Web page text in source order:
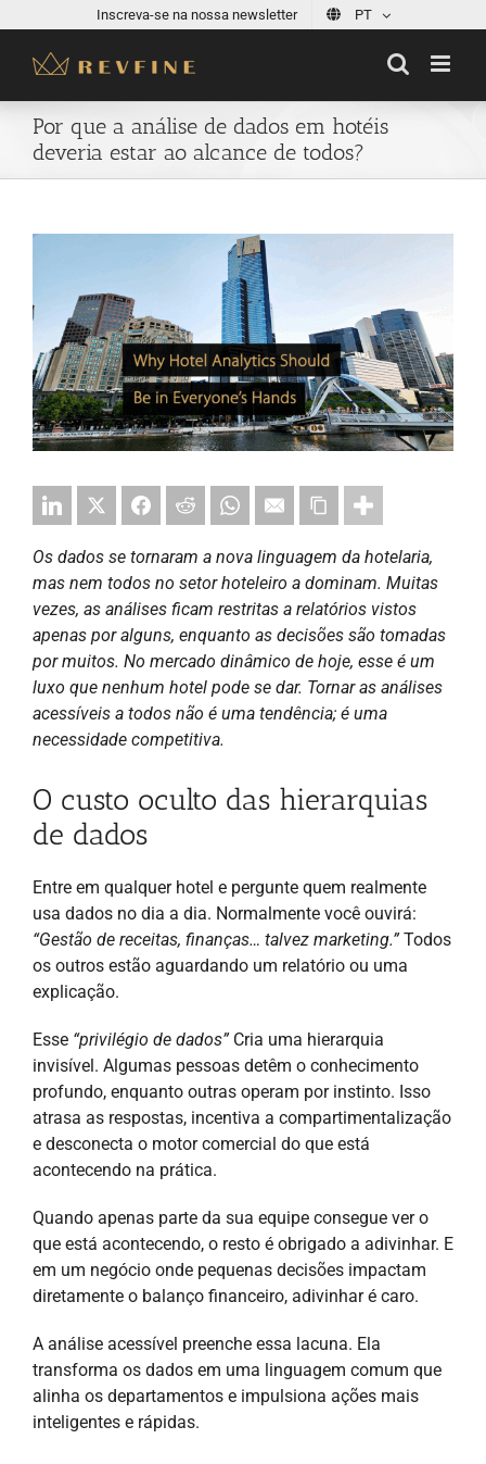
content
Inscreva-se na nossa newsletter PT
Por que a análise de dados em hotéis
deveria estar ao alcance de todos?
Image
Os dados se tornaram a nova linguagem da hotelaria,
mas nem todos no setor hoteleiro a dominam. Muitas
vezes, as análises ficam restritas a relatórios vistos
apenas por alguns, enquanto as decisões são tomadas
por muitos. No mercado dinâmico de hoje, esse é um
luxo que nenhum hotel pode se dar. Tornar as análises
acessíveis a todos não é uma tendência; é uma
necessidade competitiva.
O custo oculto das hierarquias
de dados
Entre em qualquer hotel e pergunte quem realmente
usa dados no dia a dia. Normalmente você ouvirá:
“Gestão de receitas, finanças… talvez marketing.”Todos
os outros estão aguardando um relatório ou uma
explicação.
Esse “privilégio de dados”Cria uma hierarquia
invisível. Algumas pessoas detêm o conhecimento
profundo, enquanto outras operam por instinto. Isso
atrasa as respostas, incentiva a compartimentalização
e desconecta o motor comercial do que está
acontecendo na prática.
Quando apenas parte da sua equipe consegue ver o
que está acontecendo, o resto é obrigado a adivinhar. E
em um negócio onde pequenas decisões impactam
diretamente o balanço financeiro, adivinhar é caro.
A análise acessível preenche essa lacuna. Ela
transforma os dados em uma linguagem comum que
alinha os departamentos e impulsiona ações mais
inteligentes e rápidas.